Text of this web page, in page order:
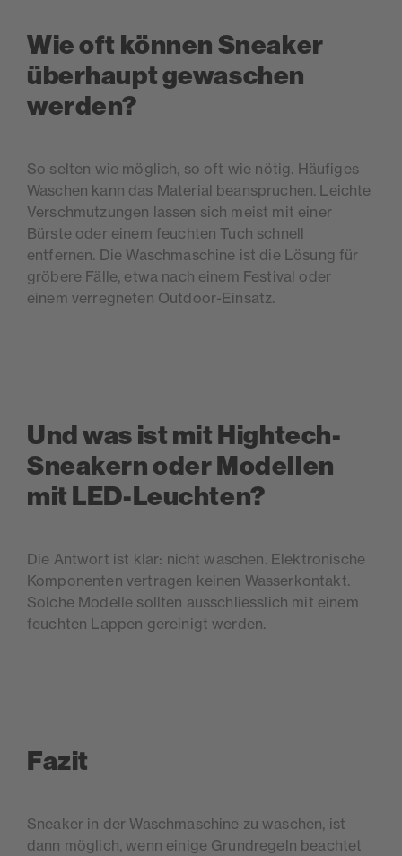
Wie oft können Sneaker
überhaupt gewaschen
werden?
So selten wie möglich, so oft wie nötig. Häufiges
Waschen kann das Material beanspruchen. Leichte
Verschmutzungen lassen sich meist mit einer
Bürste oder einem feuchten Tuch schnell
entfernen. Die Waschmaschine ist die Lösung für
gröbere Fälle, etwa nach einem Festival oder
einem verregneten Outdoor-Einsatz.
Und was ist mit Hightech-
Sneakern oder Modellen
mit LED-Leuchten?
Die Antwort ist klar: nicht waschen. Elektronische
Komponenten vertragen keinen Wasserkontakt.
Solche Modelle sollten ausschliesslich mit einem
feuchten Lappen gereinigt werden.
Fazit
Sneaker in der Waschmaschine zu waschen, ist
dann möglich, wenn einige Grundregeln beachtet